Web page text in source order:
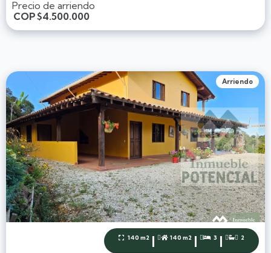
Precio de arriendo
COP$4.500.000
Arriendo
 140 m2 |  140 m2 |  3 |  2